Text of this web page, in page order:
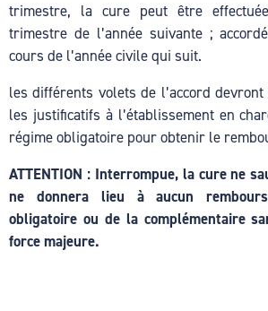
Hacklink panel
Hacklink panel
Hacklink panel
Hacklink panel
Hacklink panel
Hacklink panel
Hacklink panel
trimestre, la cure peut être
trimestre de l’année suivante ;
cours de l’année civile qui suit.
les différents volets de l’accord
les justificatifs à l’établissement en
régime obligatoire pour obtenir le
ATTENTION : Interrompue, la cure ne
ne donnera lieu à aucun
obligatoire ou de la complémentaire
force majeure.